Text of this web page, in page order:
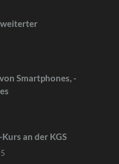
Smartphones, -
an der KGS